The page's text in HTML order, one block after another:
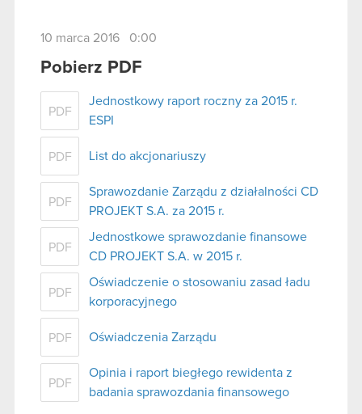
10 marca 2016 0:00
Pobierz PDF
PDF
Jednostkowy raport roczny za 2015 r.
ESPI
PDF List do akcjonariuszy
PDF
Sprawozdanie Zarządu z działalności CD
PROJEKT S.A. za 2015 r.
PDF
Jednostkowe sprawozdanie finansowe
CD PROJEKT S.A. w 2015 r.
PDF
Oświadczenie o stosowaniu zasad ładu
korporacyjnego
PDF Oświadczenia Zarządu
PDF
Opinia i raport biegłego rewidenta z
badania sprawozdania finansowego